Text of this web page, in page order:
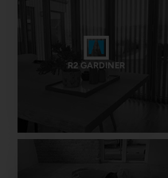
R2 GARDINER